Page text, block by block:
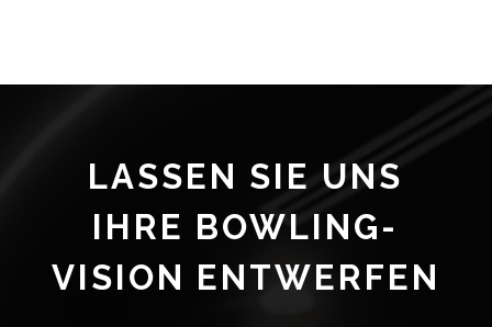
LASSEN SIE UNS
IHRE BOWLING-
VISION ENTWERFEN